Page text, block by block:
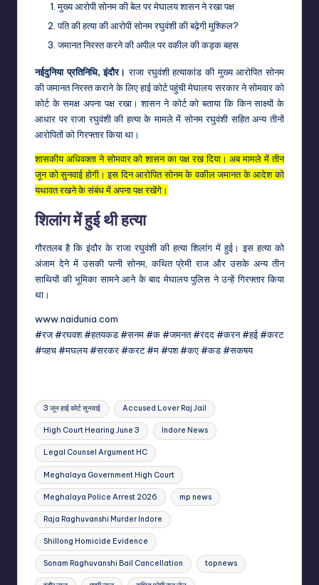
मुख्य आरोपी सोनम की बेल पर मेघालय शासन ने रखा पक्ष
पति की हत्या की आरोपी सोनम रघुवंशी की बढ़ेगी मुश्किल?
जमानत निरस्त करने की अपील पर वकील की कड़क बहस
नईदुनिया प्रतिनिधि, इंदौर।राजा रघुवंशी हत्याकांड की मुख्य आरोपित सोनम
की जमानत निरस्त कराने के लिए हाई कोर्ट पहुंची मेघालय सरकार ने सोमवार को
कोर्ट के समक्ष अपना पक्ष रखा। शासन ने कोर्ट को बताया कि किन साक्ष्यों के
आधार पर राजा रघुवंशी की हत्या के मामले में सोनम रघुवंशी सहित अन्य तीनों
आरोपितों को गिरफ्तार किया था।
शासकीय अधिवक्ता ने सोमवार को शासन का पक्ष रख दिया। अब मामले में तीन
जून को सुनवाई होगी। इस दिन आरोपित सोनम के वकील जमानत के आदेश को
यथावत रखने के संबंध में अपना पक्ष रखेंगे।
शिलांग में हुई थी हत्या
गौरतलब है कि इंदौर के राजा रघुवंशी की हत्या शिलांग में हुई। इस हत्या को
अंजाम देने में उसकी पत्नी सोनम, कथित प्रेमी राज और उसके अन्य तीन
साथियों की भूमिका सामने आने के बाद मेघालय पुलिस ने उन्हें गिरफ्तार किया
था।
www.naidunia.com
#रज #रघवश #हतयकड #सनम #क #जमनत #रदद #करन #हई #करट
#पहच #मघलय #सरकर #करट #म #पश #कए #कड #सकषय
Tags:
3 जून हाई कोर्ट सुनवाई Accused Lover Raj Jail
High Court Hearing June 3 Indore News
Legal Counsel Argument HC
Meghalaya Government High Court
Meghalaya Police Arrest 2026 mp news
Raja Raghuvanshi Murder Indore
Shillong Homicide Evidence
Sonam Raghuvanshi Bail Cancellation topnews